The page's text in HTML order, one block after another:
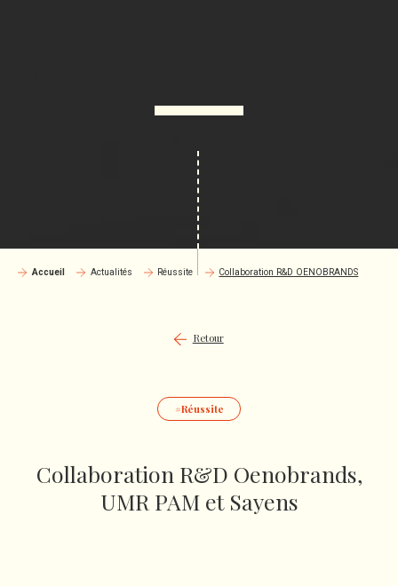
Accueil Actualités Réussite Collaboration R&D OENOBRANDS
Retour
Réussite
Collaboration R&D Oenobrands,
UMR PAM et Sayens